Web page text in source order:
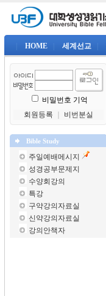
HOME 세계선교
비밀번호 기억
회원등록
비번분실
Bible Study
주일예배메시지
성경공부문제지
수양회강의
특강
구약강의자료실
신약강의자료실
강의안책자